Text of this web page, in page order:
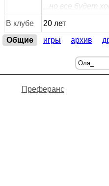
...но все будет
В клубе
20 лет
Общие
игры архив
Преферанс